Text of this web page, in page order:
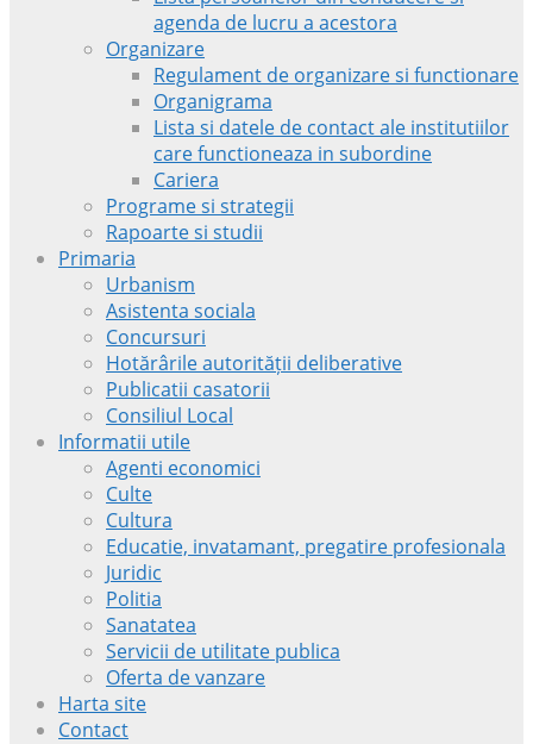
agenda de lucru a acestora
Organizare
Regulament de organizare si functionare
Organigrama
Lista si datele de contact ale institutiilor
care functioneaza in subordine
Cariera
Programe si strategii
Rapoarte si studii
Primaria
Urbanism
Asistenta sociala
Concursuri
Hotărârile autorității deliberative
Publicatii casatorii
Consiliul Local
Informatii utile
Agenti economici
Culte
Cultura
Educatie, invatamant, pregatire profesionala
Juridic
Politia
Sanatatea
Servicii de utilitate publica
Oferta de vanzare
Harta site
Contact